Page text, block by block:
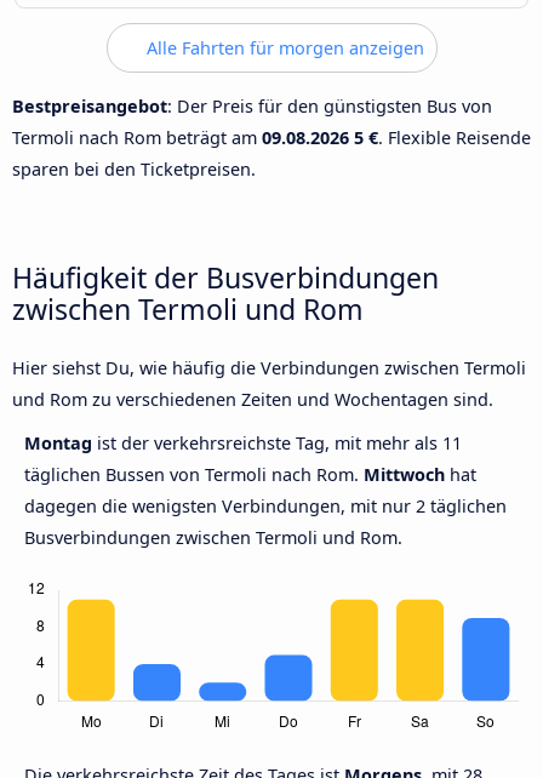
Alle Fahrten für morgen anzeigen
Bestpreisangebot: Der Preis für den günstigsten Bus von
Termoli nach Rom beträgt am 09.08.2026 5 €. Flexible Reisende
sparen bei den Ticketpreisen.
Häufigkeit der Busverbindungen
zwischen Termoli und Rom
Hier siehst Du, wie häufig die Verbindungen zwischen Termoli
und Rom zu verschiedenen Zeiten und Wochentagen sind.
Montag ist der verkehrsreichste Tag, mit mehr als 11
täglichen Bussen von Termoli nach Rom. Mittwoch hat
dagegen die wenigsten Verbindungen, mit nur 2 täglichen
Busverbindungen zwischen Termoli und Rom.